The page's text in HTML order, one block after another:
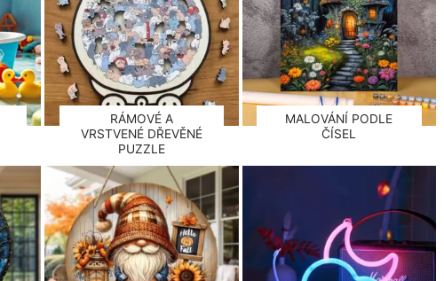
RÁMOVÉ A
VRSTVENÉ DŘEVĚNÉ
PUZZLE
MALOVÁNÍ PODLE
ČÍSEL